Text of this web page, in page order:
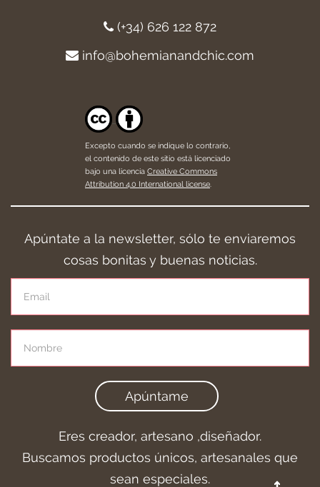
(+34) 626 122 872
info@bohemianandchic.com
Excepto cuando se indique lo contrario,
el contenido de este sitio está licenciado
bajo una licencia Creative Commons
Attribution 4.0 International license.
Apúntate a la newsletter, sólo te enviaremos
cosas bonitas y buenas noticias.
Apúntame
Eres creador, artesano ,diseñador.
Buscamos productos únicos, artesanales que
sean especiales.